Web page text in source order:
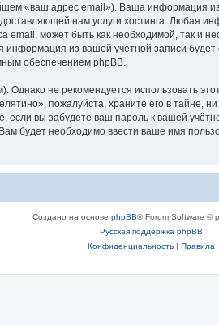
«ваш адрес email»). Ваша информация
нам услуги хостинга. Любая
email, может быть как необходимой, так и
из вашей учётной записи будет
обеспечением phpBB.
не рекомендуется использовать
пожалуйста, храните его в тайне,
если вы забудете ваш пароль к вашей
будет необходимо ввести ваше имя
Создано на основе phpBB® Forum Software ©
Русская поддержка phpBB
Конфиденциальность| Правила